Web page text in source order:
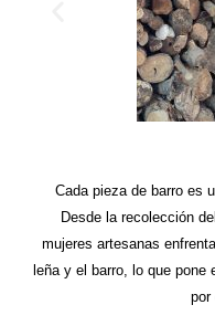
Cada pieza de barro es
Desde la recolección
mujeres artesanas
leña y el barro, lo que pone
por